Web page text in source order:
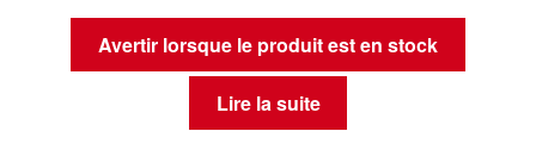
Avertir lorsque le produit est en stock
Lire la suite